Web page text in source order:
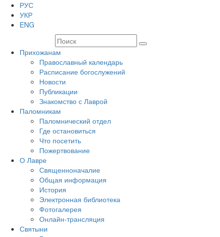
РУС
УКР
ENG
Прихожанам
Православный календарь
Расписание богослужений
Новости
Публикации
Знакомство с Лаврой
Паломникам
Паломнический отдел
Где остановиться
Что посетить
Пожертвование
О Лавре
Священноначалие
Общая информация
История
Электронная библиотека
Фотогалерея
Онлайн-трансляция
Святыни